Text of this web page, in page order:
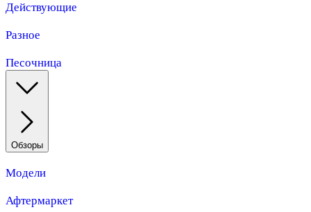
Действующие
Разное
Песочница
Обзоры
Модели
Афтермаркет